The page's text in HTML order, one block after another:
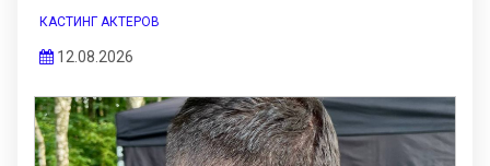
КАСТИНГ АКТЕРОВ
12.08.2026